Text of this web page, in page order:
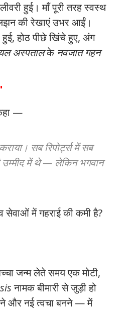
हुई। माँ पूरी तरह स्वस्थ
की रेखाएं उभर आईं।
होठ पीछे खिंचे हुए, अंग
अस्पतालके नवजात गहन
—
सब रिपोर्ट्स में सब
उम्मीद में थे — लेकिन भगवान
सेवाओं में गहराई की कमी है?
जन्म लेते समय एक मोटी,
नामक बीमारी से जुड़ी हो
और नई त्वचा बनने — में